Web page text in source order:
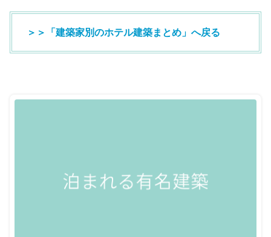
＞＞「建築家別のホテル建築まとめ」へ戻る